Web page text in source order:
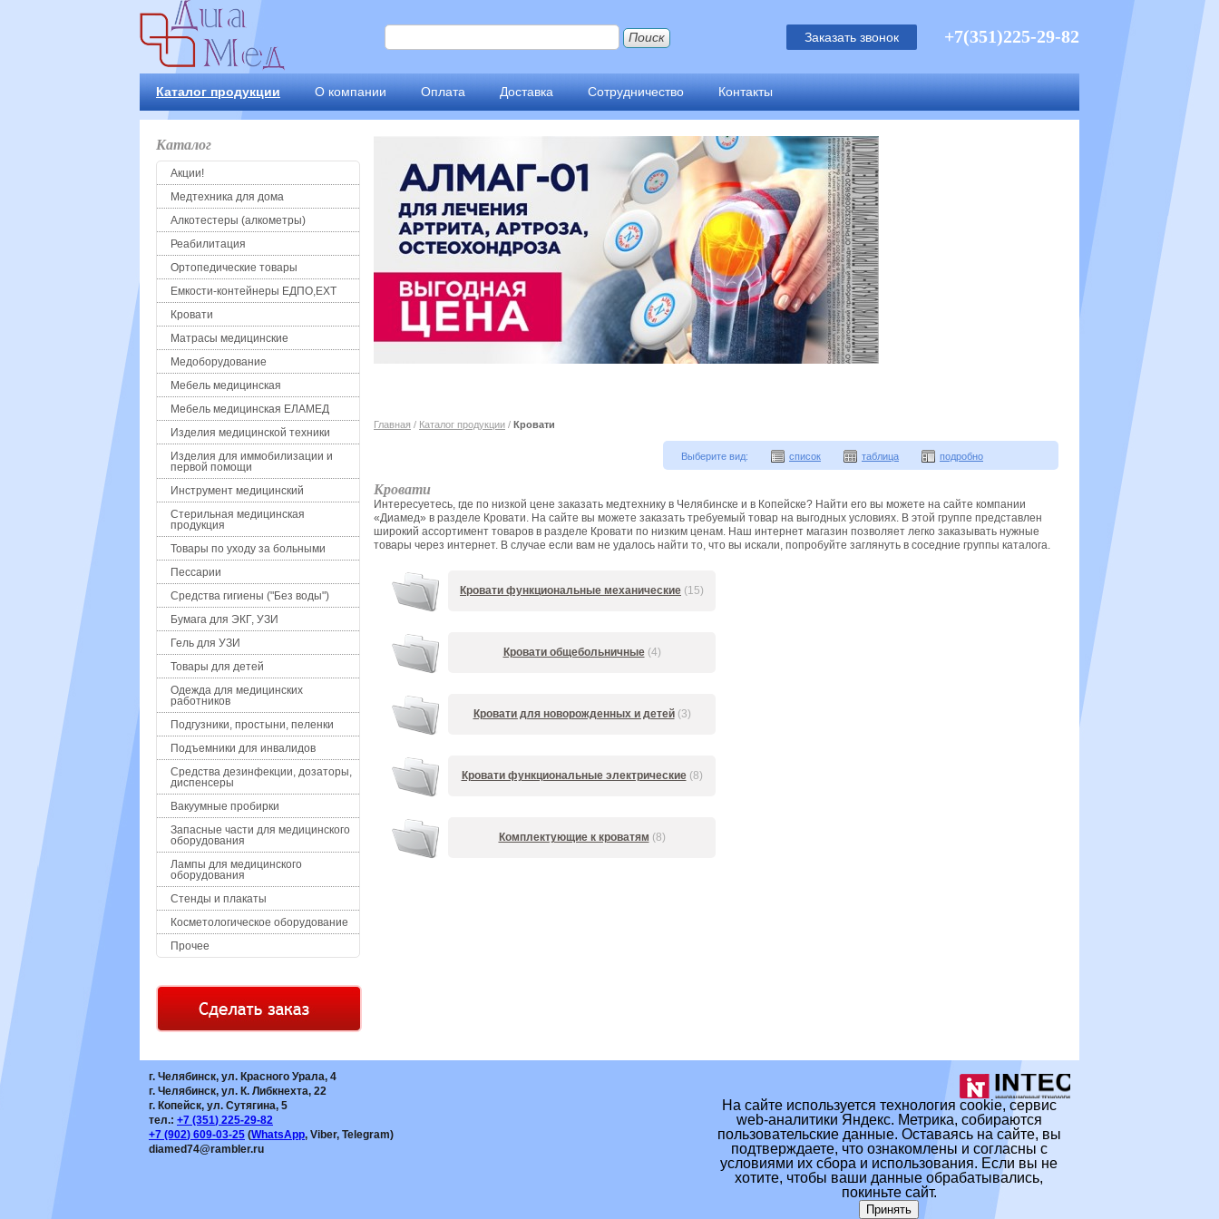
+7(351)225-29-82
Заказать звонок
Каталог продукции О компании Оплата Доставка Сотрудничество Контакты
Каталог
Акции!
Медтехника для дома
Алкотестеры (алкометры)
Реабилитация
Ортопедические товары
Емкости-контейнеры ЕДПО,ЕХТ
Кровати
Матрасы медицинские
Медоборудование
Мебель медицинская
Мебель медицинская ЕЛАМЕД
Изделия медицинской техники
Изделия для иммобилизации и
первой помощи
Инструмент медицинский
Стерильная медицинская
продукция
Товары по уходу за больными
Пессарии
Средства гигиены ("Без воды")
Бумага для ЭКГ, УЗИ
Гель для УЗИ
Товары для детей
Одежда для медицинских
работников
Подгузники, простыни, пеленки
Подъемники для инвалидов
Средства дезинфекции, дозаторы,
диспенсеры
Вакуумные пробирки
Запасные части для медицинского
оборудования
Лампы для медицинского
оборудования
Стенды и плакаты
Косметологическое оборудование
Прочее
Главная / Каталог продукции / Кровати
Выберите вид: список таблица подробно
Кровати
Интересуетесь, где по низкой цене заказать медтехнику в Челябинске и в Копейске? Найти его вы можете на сайте компании
«Диамед» в разделе Кровати. На сайте вы можете заказать требуемый товар на выгодных условиях. В этой группе представлен
широкий ассортимент товаров в разделе Кровати по низким ценам. Наш интернет магазин позволяет легко заказывать нужные
товары через интернет. В случае если вам не удалось найти то, что вы искали, попробуйте заглянуть в соседние группы каталога.
Кровати функциональные механические (15)
Кровати общебольничные (4)
Кровати для новорожденных и детей (3)
Кровати функциональные электрические (8)
Комплектующие к кроватям (8)
г. Челябинск, ул. Красного Урала, 4
г. Челябинск, ул. К. Либкнехта, 22
г. Копейск, ул. Сутягина, 5
тел.: +7 (351) 225-29-82
+7 (902) 609-03-25 (WhatsApp, Viber, Telegram)
diamed74@rambler.ru
На сайте используется технология cookie, сервис
web-аналитики Яндекс. Метрика, собираются
пользовательские данные. Оставаясь на сайте, вы
подтверждаете, что ознакомлены и согласны с
условиями их сбора и использования. Если вы не
хотите, чтобы ваши данные обрабатывались,
покиньте сайт.
Принять